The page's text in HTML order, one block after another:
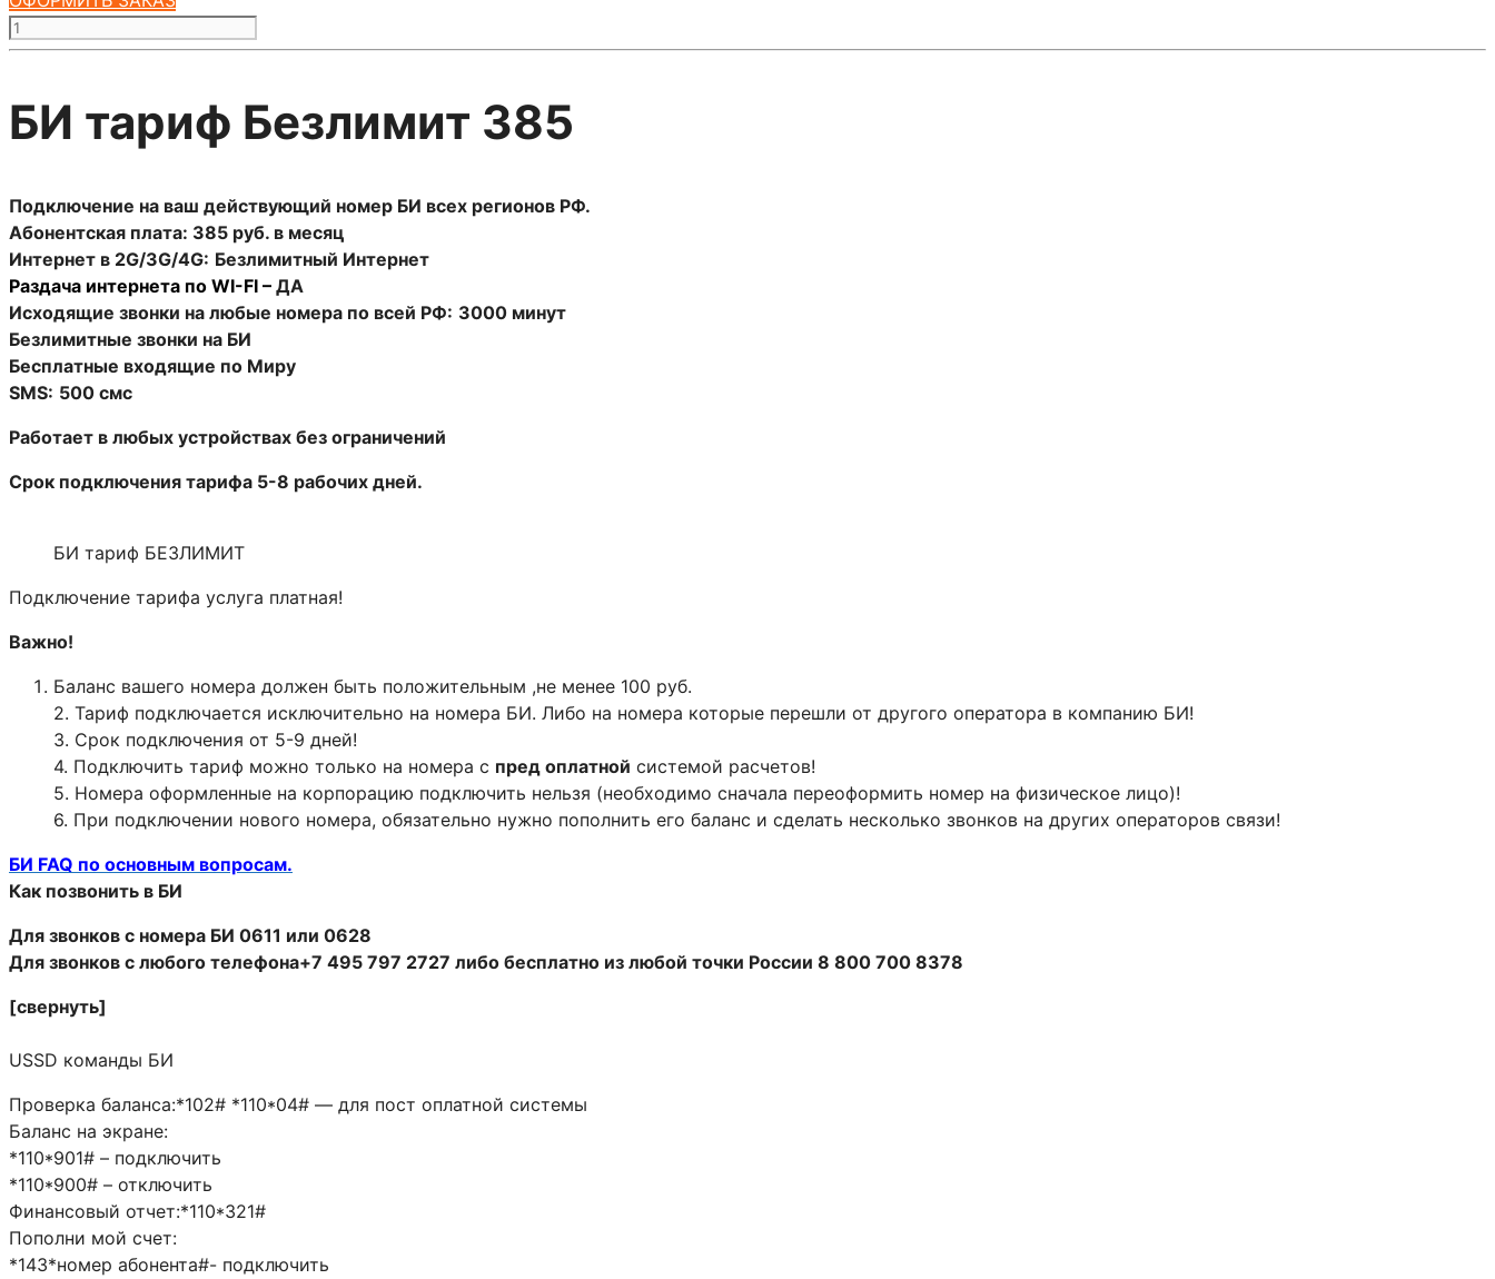
Количество
товара
тариф
Безлимит
БИ тариф Безлимит 385
Подключение на ваш действующий номер БИ всех регионов РФ.
Абонентская плата: 385 руб. в месяц
Интернет в 2G/3G/4G: Безлимитный Интернет
Раздача интернета по WI-FI – ДА
Исходящие звонки на любые номера по всей РФ: 3000 минут
Безлимитные звонки на БИ
Бесплатные входящие по Миру
SMS: 500 смс
Работает в любых устройствах без ограничений
Срок подключения тарифа 5-8 рабочих дней.
БИ тариф БЕЗЛИМИТ
Подключение тарифа услуга платная!
Важно!
Баланс вашего номера должен быть положительным ,не менее 100 руб.
2. Тариф подключается исключительно на номера БИ. Либо на номера которые перешли от другого оператора в компанию БИ!
3. Срок подключения от 5-9 дней!
4. Подключить тариф можно только на номера с пред оплатной системой расчетов!
5. Номера оформленные на корпорацию подключить нельзя (необходимо сначала переоформить номер на физическое лицо)!
6. При подключении нового номера, обязательно нужно пополнить его баланс и сделать несколько звонков на других операторов связи!
БИ FAQ по основным вопросам.
Как позвонить в БИ
Для звонков с номера БИ 0611 или 0628
Для звонков с любого телефона+7 495 797 2727 либо бесплатно из любой точки России 8 800 700 8378
[свернуть]
USSD команды БИ
Проверка баланса:*102# *110*04# — для пост оплатной системы
Баланс на экране:
*110*901# – подключить
*110*900# – отключить
Финансовый отчет:*110*321#
Пополни мой счет:
*143*номер абонента#- подключить